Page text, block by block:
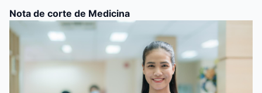
Nota de corte de Medicina